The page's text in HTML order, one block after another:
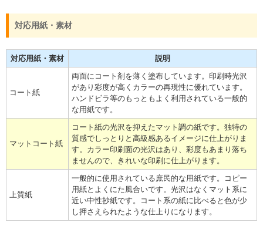
対応用紙・素材
対応用紙・素材 説明
コート紙
両面にコート剤を薄く塗布しています。印刷時光沢
があり彩度が高くカラーの再現性に優れています。
ハンドビラ等のもっともよく利用されている一般的
な用紙です。
マットコート紙
コート紙の光沢を抑えたマット調の紙です。独特の
質感でしっとりと高級感あるイメージに仕上がりま
す。カラー印刷面の光沢はあり、彩度もあまり落ち
ませんので、きれいな印刷に仕上がります。
上質紙
一般的に使用されている庶民的な用紙です。コピー
用紙とよくにた風合いです。光沢はなくマット系に
近い中性抄紙です。コート系の紙に比べると色が少
し押さえられたような仕上りになります。